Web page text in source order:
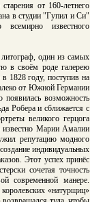
от 160-летнего
в студии "Гупил и Си"
всемирноизвестного
один из самых
в своём роде галерею
1828 году, поступив на
от Южной Германии
появилась возможность
Робера и сближается с
великого герцога
известно Марии Амалии
репутацию модного
индивидуальных
Этот успех принёс
сочетая точность
современной манере.
«натурщиц»